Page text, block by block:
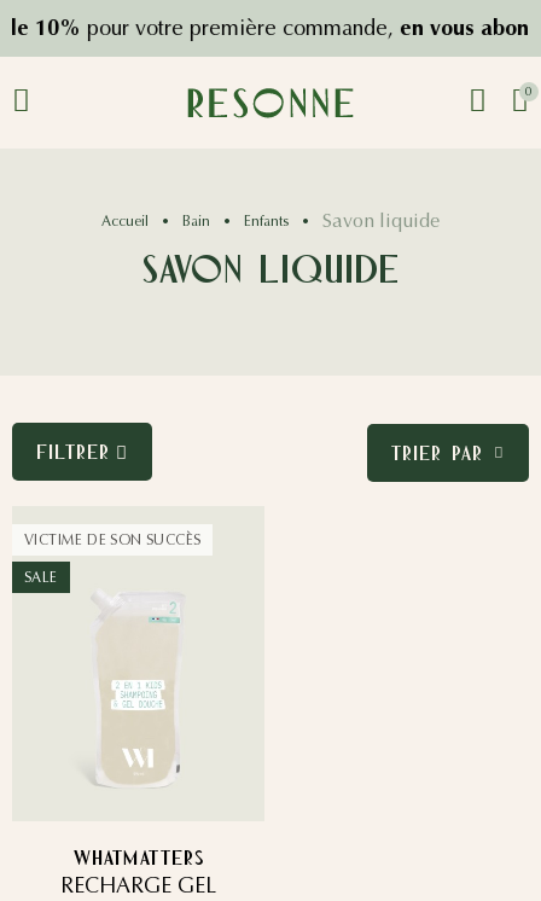
10%pour votre première commande,en vous
0
Accueil Bain Enfants Savon liquide
Savon liquide
FILTRER TRIER PAR
VICTIME DE SON SUCCÈS
SALE
WHATMATTERS
RECHARGE GEL